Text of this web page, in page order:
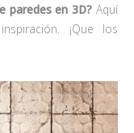
paredes en 3D? Aquí
¡Que los